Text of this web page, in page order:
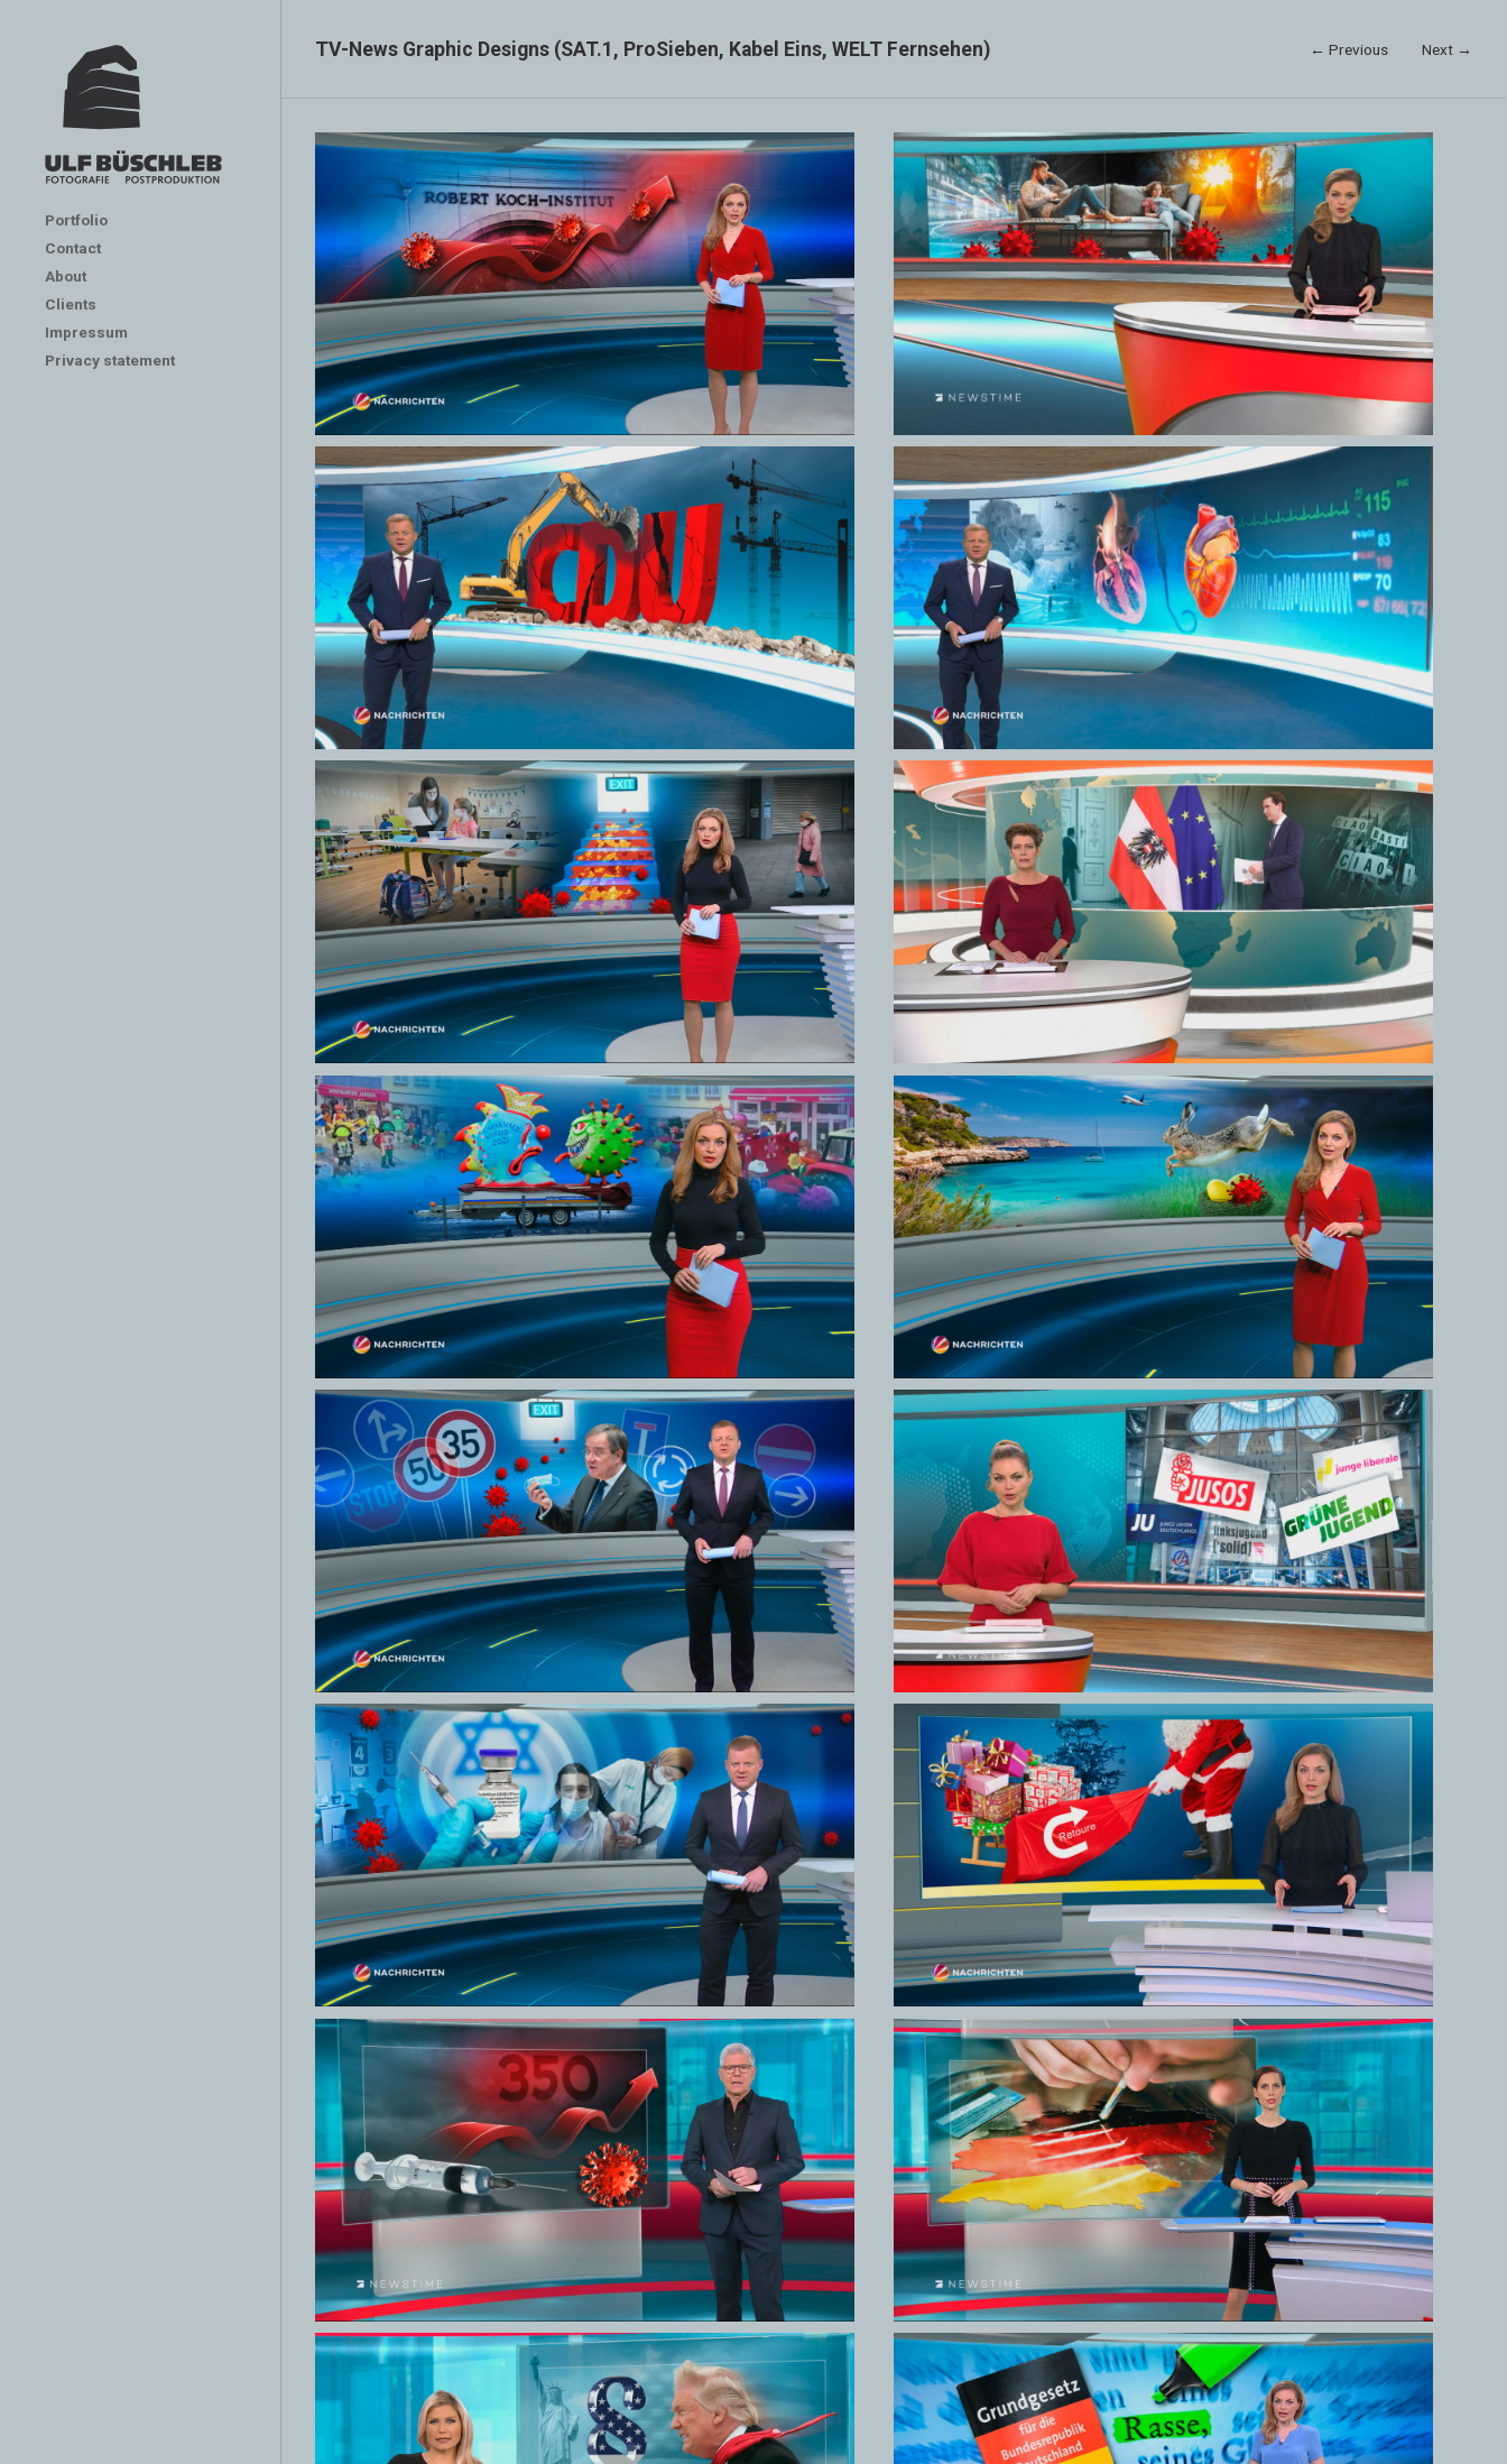
Portfolio
Contact
About
Clients
Impressum
Privacy statement
TV-News Graphic Designs (SAT.1, ProSieben, Kabel Eins, WELT Fernsehen) ← Previous Next →